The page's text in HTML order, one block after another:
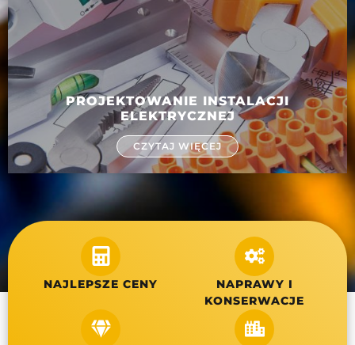
PROJEKTOWANIE INSTALACJI
ELEKTRYCZNEJ
CZYTAJ WIĘCEJ
NAJLEPSZE CENY
NAPRAWY I
KONSERWACJE